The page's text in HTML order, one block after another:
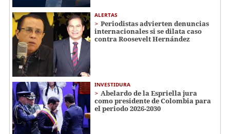
ALERTAS
Periodistas advierten denuncias
internacionales si se dilata caso
contra Roosevelt Hernández
INVESTIDURA
Abelardo de la Espriella jura
como presidente de Colombia para
el periodo 2026-2030